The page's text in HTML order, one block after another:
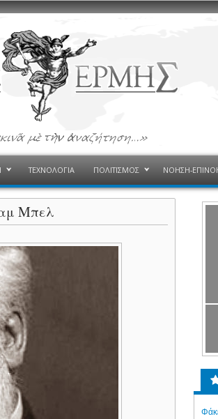
ΤΕΧΝΟΛΟΓΙΑ ΠΟΛΙΤΙΣΜΟΣ ΝΟΗΣΗ-
Μπελ